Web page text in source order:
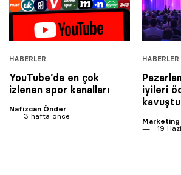
HABERLER
YouTube’da en çok
izlenen spor kanalları
Nafizcan Önder
3 hafta önce
HABERLER
iyileri
19